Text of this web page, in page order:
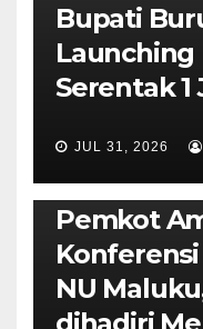
Bupati
Launching
Serentak
JUL 31, 2026
AMBON METRO
POLITIK &
Pemkot
NU
dihadiri